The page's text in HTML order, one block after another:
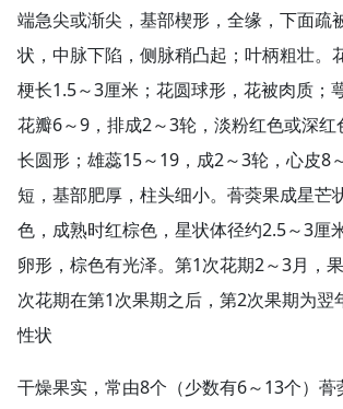
端急尖或渐尖，基部楔形，全缘，下面疏
状，中脉下陷，侧脉稍凸起；叶柄粗壮。
梗长1.5～3厘米；花圆球形，花被肉质；
花瓣6～9，排成2～3轮，淡粉红色或深
长圆形；雄蕊15～19，成2～3轮，心皮8
短，基部肥厚，柱头细小。蓇葖果成星芒
色，成熟时红棕色，星状体径约2.5～3厘
卵形，棕色有光泽。第1次花期2～3月，
次花期在第1次果期之后，第2次果期为翌
性状
干燥果实，常由8个（少数有6～13个）蓇